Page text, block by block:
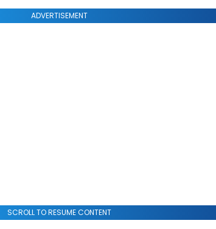
ADVERTISEMENT
SCROLL TO RESUME CONTENT